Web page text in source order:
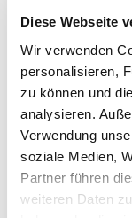
Diese Webseite
Wir verwenden
personalisieren,
zu können und
analysieren.
Verwendung
soziale Medien,
Partner führen
weiteren Daten